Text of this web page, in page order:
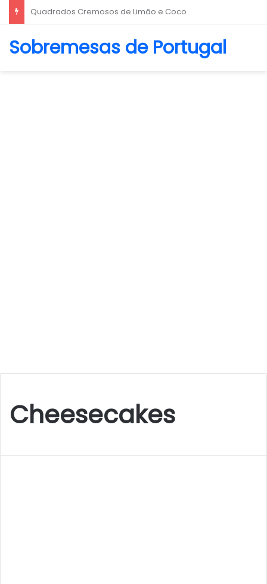
Biscoito Amanteigado
Sobremesas de Portugal
Cheesecakes